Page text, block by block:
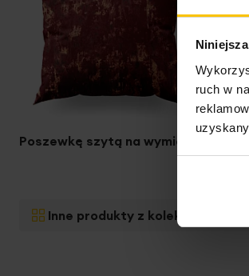
ruch w
Poszewkę szytą na wymiar
Inne produkty z kolekcji: